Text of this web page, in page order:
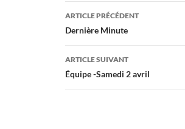
Navigation
des
articles
ARTICLE PRÉCÉDENT
Dernière Minute
ARTICLE SUIVANT
Équipe -Samedi 2 avril